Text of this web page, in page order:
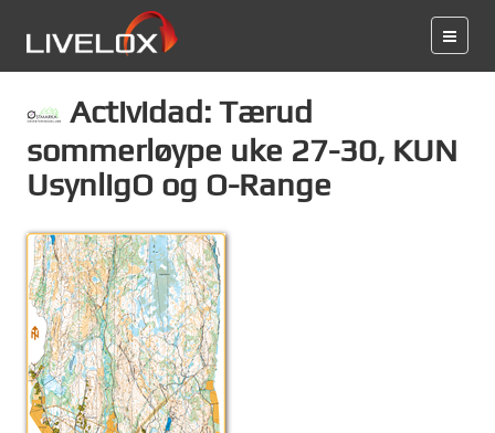
Actividad: Tærud
sommerløype uke 27-30, KUN
UsynligO og O-Range